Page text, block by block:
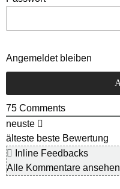
Angemeldet bleiben
75 Comments
neuste
älteste beste Bewertung
Inline Feedbacks
Alle Kommentare ansehen